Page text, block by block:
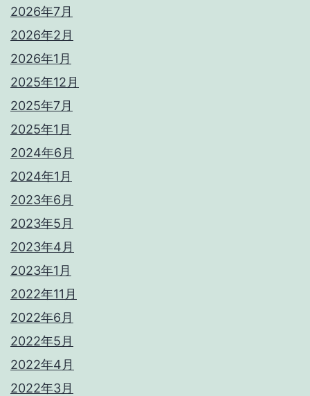
2026年7月
2026年2月
2026年1月
2025年12月
2025年7月
2025年1月
2024年6月
2024年1月
2023年6月
2023年5月
2023年4月
2023年1月
2022年11月
2022年6月
2022年5月
2022年4月
2022年3月